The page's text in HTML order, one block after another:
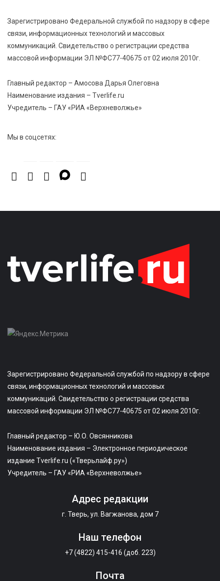
7 Авг 2026 23:02 535
В Тверской области стартовала четвертая смена:
инспекторы ГИБДД напомнили школьникам
правила безопасности в автобусах
Зарегистрировано Федеральной службой по надзору в сфере
связи, информационных технологий и массовых
коммуникаций. Свидетельство о регистрации средства
массовой информации ЭЛ №ФС77-40675 от 02 июля 2010г.
Главный редактор – Амосова Дарья Олеговна
Наименование издания – Tverlife.ru
Учредитель – ГАУ «РИА «Верхневолжье»
Мы в соцсетях:
Зарегистрировано Федеральной службой по надзору в сфере
связи, информационных технологий и массовых
коммуникаций. Свидетельство о регистрации средства
массовой информации ЭЛ №ФС77-40675 от 02 июля 2010г.
Главный редактор – Ю.О. Овсянникова
Наименование издания – Электронное периодическое
издание Tverlife.ru («Тверьлайф.ру»)
Учредитель – ГАУ «РИА «Верхневолжье»
Адрес редакции
г. Тверь, ул. Вагжанова, дом 7
Наш телефон
+7 (4822) 415-416 (доб. 223)
Почта